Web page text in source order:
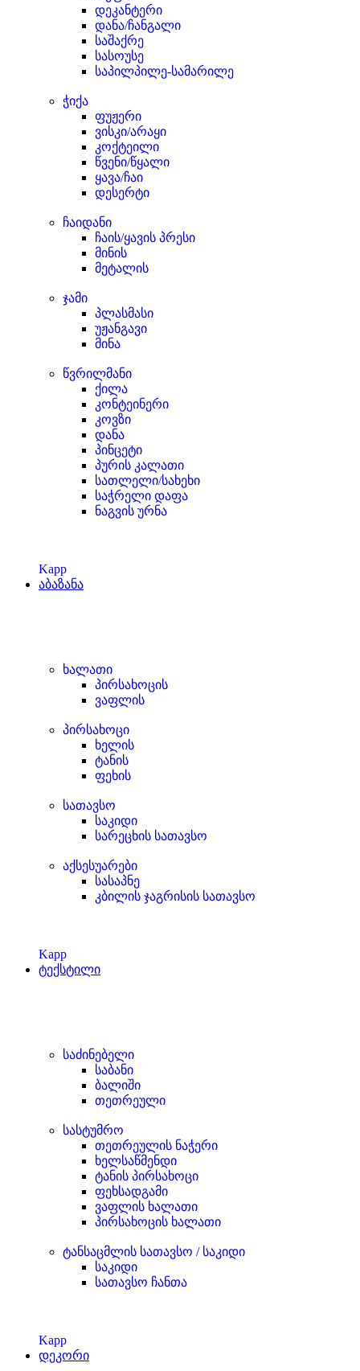
დეკანტერი
დანა/ჩანგალი
საშაქრე
სასოუსე
საპილპილე-სამარილე
ჭიქა
ფუჟერი
ვისკი/არაყი
კოქტეილი
წვენი/წყალი
ყავა/ჩაი
დესერტი
ჩაიდანი
ჩაის/ყავის პრესი
მინის
მეტალის
ჯამი
პლასმასი
უჟანგავი
მინა
წვრილმანი
ქილა
კონტეინერი
კოვზი
დანა
პინცეტი
პურის კალათი
სათლელი/სახეხი
საჭრელი დაფა
ნაგვის ურნა
Kapp
აბაზანა
ხალათი
პირსახოცის
ვაფლის
პირსახოცი
ხელის
ტანის
ფეხის
სათავსო
საკიდი
სარეცხის სათავსო
აქსესუარები
სასაპნე
კბილის ჯაგრისის სათავსო
Kapp
ტექსტილი
საძინებელი
საბანი
ბალიში
თეთრეული
სასტუმრო
თეთრეულის ნაჭერი
ხელსაწმენდი
ტანის პირსახოცი
ფეხსადგამი
ვაფლის ხალათი
პირსახოცის ხალათი
ტანსაცმლის სათავსო / საკიდი
საკიდი
სათავსო ჩანთა
Kapp
დეკორი